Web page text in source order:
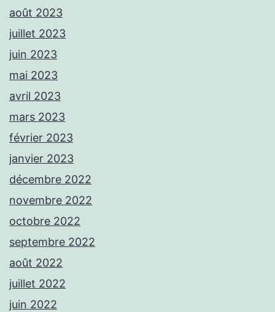
août 2023
juillet 2023
juin 2023
mai 2023
avril 2023
mars 2023
février 2023
janvier 2023
décembre 2022
novembre 2022
octobre 2022
septembre 2022
août 2022
juillet 2022
juin 2022